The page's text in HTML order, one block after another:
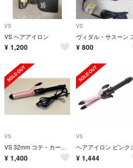
VS
VS ヘアアイロン
¥ 1,200
VS
¥ 800
VS
VS 32mm コテ・カールアイロン
¥ 1,400
VS
¥ 1,444